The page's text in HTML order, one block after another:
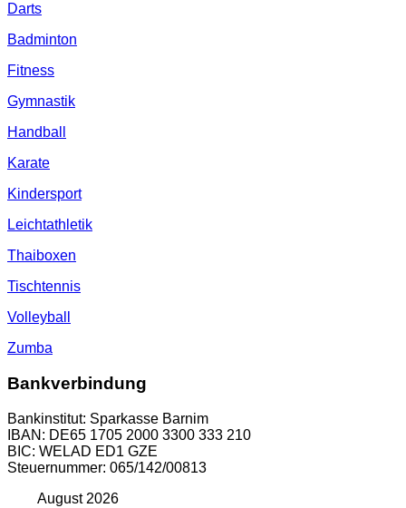
Darts
Badminton
Fitness
Gymnastik
Handball
Karate
Kindersport
Leichtathletik
Thaiboxen
Tischtennis
Volleyball
Zumba
Bankverbindung
Bankinstitut: Sparkasse Barnim
IBAN: DE65 1705 2000 3300 333 210
BIC: WELAD ED1 GZE
Steuernummer: 065/142/00813
August 2026